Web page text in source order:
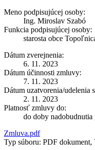
Meno podpisujúcej osoby:
Ing. Miroslav Szabó
Funkcia podpisujúcej osoby:
starosta obce
Dátum zverejnenia:
6. 11. 2023
Dátum účinnosti zmluvy:
7. 11. 2023
Dátum uzatvorenia/udelenia
2. 11. 2023
Platnosť zmluvy do:
do doby
Zmluva.pdf
Typ súboru: PDF